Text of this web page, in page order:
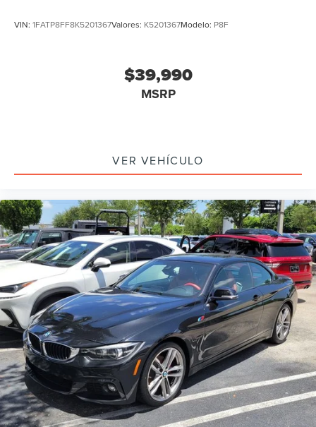
VIN: 1FATP8FF8K5201367Valores: K5201367Modelo: P8F
$39,990
MSRP
VER VEHÍCULO